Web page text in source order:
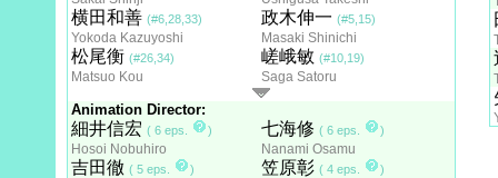
横田和善 (#6,28,33)
Yokoda Kazuyoshi
松尾衡 (#26,34)
Matsuo Kou
政木伸一 (#5,15)
Masaki Shinichi
嵯峨敏 (#10,19)
Saga Satoru
Animation Director:
細井信宏 ( 6 eps. )
Hosoi Nobuhiro
吉田徹 ( 5 eps. )
七海修 ( 6 eps. )
Nanami Osamu
笠原彰 ( 4 eps. )